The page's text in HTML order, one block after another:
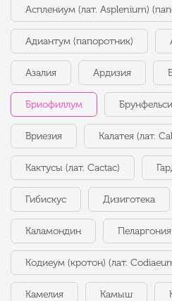
Асплениум (лат. Asplenium)
Адиантум (папоротник)
Азалия Ардизия
Бриофиллум
Вриезия Калатея (лат.
Кактусы (лат. Cactac)
Гибискус Дизиготека
Каламондин
Кодиеум (кротон) (лат.
Камелия Камыш